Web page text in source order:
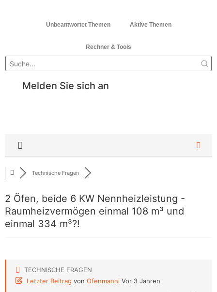
Unbeantwortet Themen Aktive Themen
Rechner & Tools
Melden Sie sich an
Technische Fragen
2 Öfen, beide 6 KW Nennheizleistung -
Raumheizvermögen einmal 108 m³ und
einmal 334 m³?!
TECHNISCHE FRAGEN
Letzter Beitrag von Ofenmanni Vor 3 Jahren